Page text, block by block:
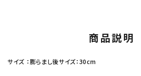
商品説明
サイズ ：膨らまし後サイズ：30cm